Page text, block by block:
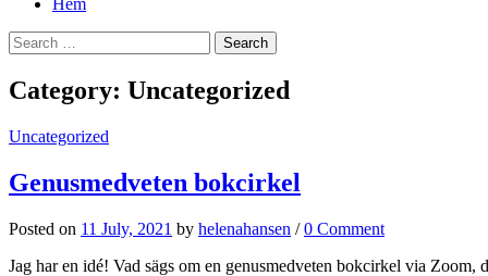
Hem
Search
for:
Category: Uncategorized
Uncategorized
Genusmedveten bokcirkel
Posted on 11 July, 2021 by helenahansen /0 Comment
Jag har en idé! Vad sägs om en genusmedveten bokcirkel via